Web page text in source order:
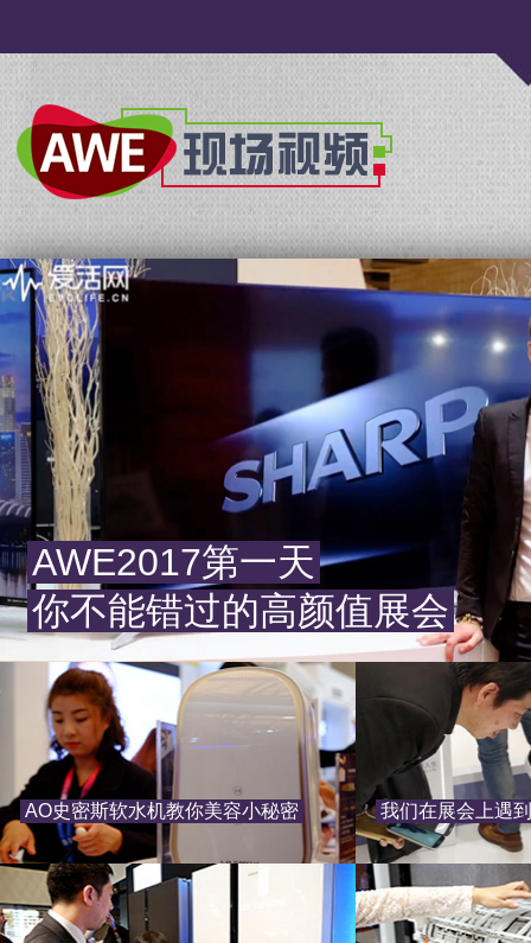
AWE2017第一天
你不能错过的高颜值展会
AO史密斯软水机教你美容小秘密 我们在展会上遇